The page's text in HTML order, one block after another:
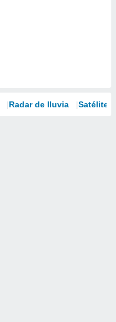
Radar de lluvia Satélites